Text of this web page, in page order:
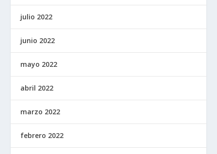
julio 2022
junio 2022
mayo 2022
abril 2022
marzo 2022
febrero 2022